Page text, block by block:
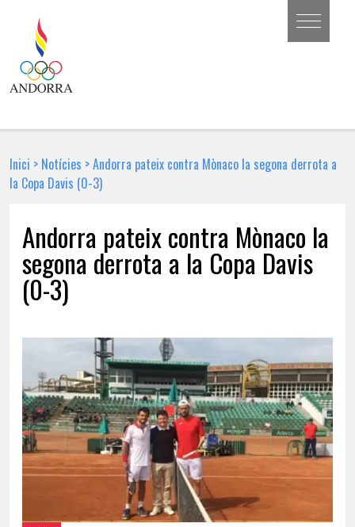
Inici > Notícies >Andorra pateix contra Mònaco la segona derrota a
la Copa Davis (0-3)
Andorra pateix contra Mònaco la
segona derrota a la Copa Davis
(0-3)